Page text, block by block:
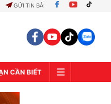
GỬI TIN BÀI
CẦN BIẾT